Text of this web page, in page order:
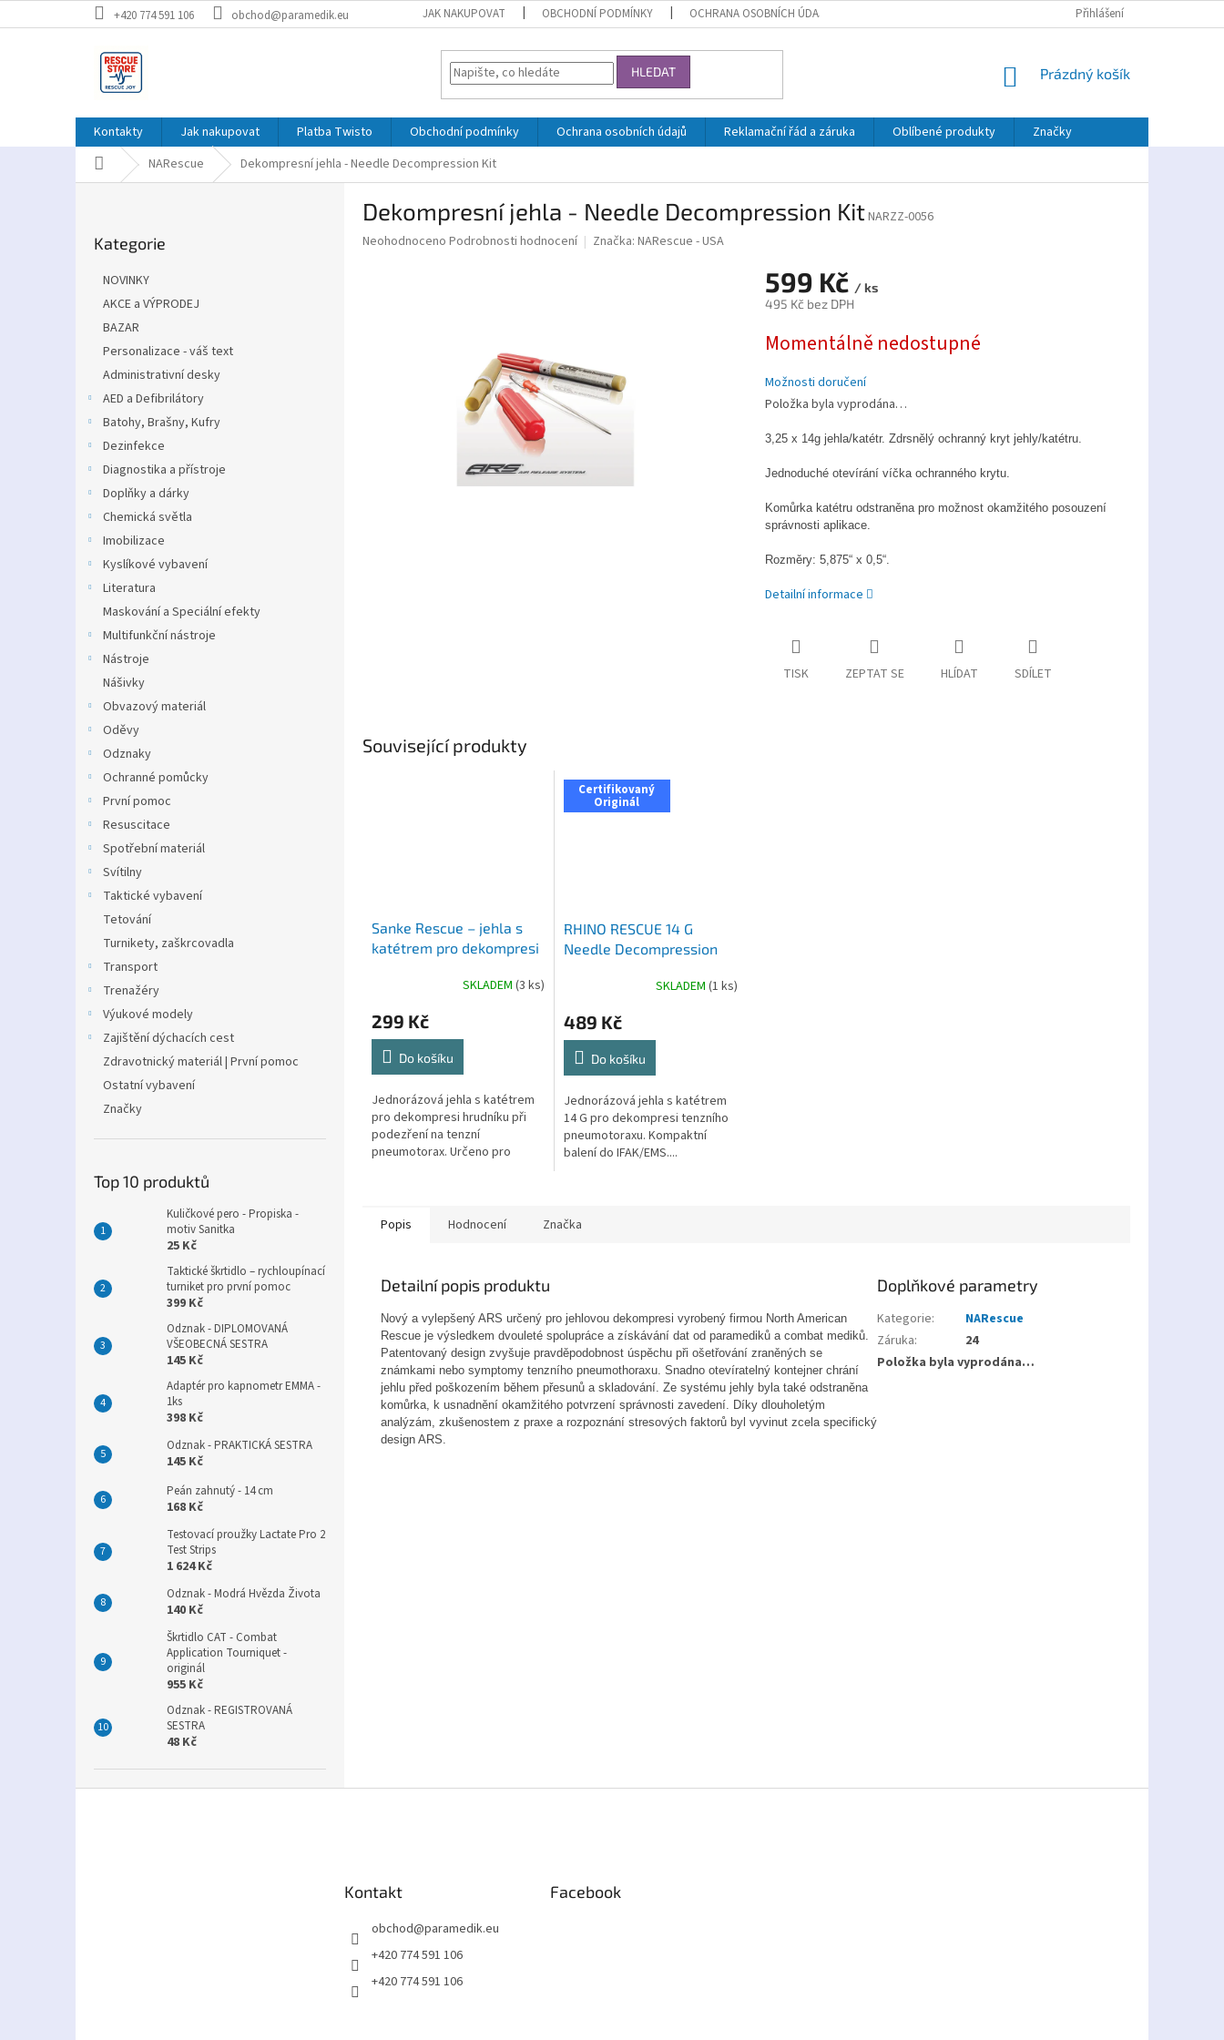
na
+420 774 591 106 obchod@paramedik.eu JAK NAKUPOVAT OBCHODNÍ PODMÍNKY OCHRANA OSOBNÍCH ÚDAJŮ Přihlášení
HLEDAT
NÁKUPNÍ
Prázdný košík
Kontakty Jak nakupovat Platba Twisto Obchodní podmínky Ochrana osobních údajů Reklamační řád a záruka Oblíbené produkty
Značky
Domů NARescue Dekompresní jehla - Needle Decompression Kit
kategorie
Kategorie
NOVINKY
AKCE a VÝPRODEJ
BAZAR
Personalizace - váš text
Administrativní desky
AED a Defibrilátory
Batohy, Brašny, Kufry
Dezinfekce
Diagnostika a přístroje
Doplňky a dárky
Chemická světla
Imobilizace
Kyslíkové vybavení
Literatura
Maskování a Speciální efekty
Multifunkční nástroje
Nástroje
Nášivky
Obvazový materiál
Oděvy
Odznaky
Ochranné pomůcky
První pomoc
Resuscitace
Spotřební materiál
Svítilny
Taktické vybavení
Tetování
Turnikety, zaškrcovadla
Transport
Trenažéry
Výukové modely
Zajištění dýchacích cest
Zdravotnický materiál | První pomoc
Ostatní vybavení
Značky
Top 10 produktů
Kuličkové pero - Propiska -
motiv Sanitka
25 Kč
Taktické škrtidlo – rychloupínací
turniket pro první pomoc
399 Kč
Odznak - DIPLOMOVANÁ
VŠEOBECNÁ SESTRA
145 Kč
Adaptér pro kapnometr EMMA -
1ks
398 Kč
Odznak - PRAKTICKÁ SESTRA
145 Kč
Peán zahnutý - 14 cm
168 Kč
Testovací proužky Lactate Pro 2
Test Strips
1 624 Kč
Odznak - Modrá Hvězda Života
140 Kč
Škrtidlo CAT - Combat
Application Tourniquet -
originál
955 Kč
Odznak - REGISTROVANÁ
SESTRA
48 Kč
Dekompresní jehla - Needle Decompression KitNARZZ-0056
Průměrné
Neohodnoceno Podrobnosti hodnocení Značka: NARescue - USA
599 Kč / ks
495 Kč bez DPH
cena:
Momentálně nedostupné
Možnosti doručení
Položka byla vyprodána…
3,25 x 14g jehla/katétr. Zdrsnělý ochranný kryt jehly/katétru.
Jednoduché otevírání víčka ochranného krytu.
Komůrka katétru odstraněna pro možnost okamžitého posouzení
správnosti aplikace.
Rozměry: 5,875“ x 0,5“.
Detailní informace
TISK ZEPTAT SE HLÍDAT SDÍLET
Související produkty
Sanke Rescue – jehla s
katétrem pro dekompresi
SKLADEM (3 ks)
299 Kč
Do košíku
Jednorázová jehla s katétrem
pro dekompresi hrudníku při
podezření na tenzní
pneumotorax. Určeno pro
Certifikovaný
Originál
RHINO RESCUE 14 G
Needle Decompression
dekompresi hrudníku
SKLADEM (1 ks)
489 Kč
Do košíku
Jednorázová jehla s katétrem
14 G pro dekompresi tenzního
pneumotoraxu. Kompaktní
balení do IFAK/EMS....
Popis Hodnocení Značka
Detailní popis produktu
Nový a vylepšený ARS určený pro jehlovou dekompresi vyrobený firmou North American
Rescue je výsledkem dvouleté spolupráce a získávání dat od paramediků a combat mediků.
Patentovaný design zvyšuje pravděpodobnost úspěchu při ošetřování zraněných se
známkami nebo symptomy tenzního pneumothoraxu. Snadno otevíratelný kontejner chrání
jehlu před poškozením během přesunů a skladování. Ze systému jehly byla také odstraněna
komůrka, k usnadnění okamžitého potvrzení správnosti zavedení. Díky dlouholetým
analýzám, zkušenostem z praxe a rozpoznání stresových faktorů byl vyvinut zcela specifický
design ARS.
Doplňkové parametry
Kategorie:
NARescue
Záruka:
24
Položka byla vyprodána…
Kontakt
obchod@paramedik.eu
+420 774 591 106
+420 774 591 106
Facebook